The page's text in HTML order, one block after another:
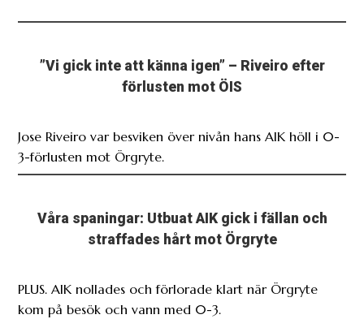
”Vi gick inte att känna igen” – Riveiro efter
förlusten mot ÖIS
Jose Riveiro var besviken över nivån hans AIK höll i 0-
3-förlusten mot Örgryte.
Våra spaningar: Utbuat AIK gick i fällan och
straffades hårt mot Örgryte
PLUS. AIK nollades och förlorade klart när Örgryte
kom på besök och vann med 0-3.